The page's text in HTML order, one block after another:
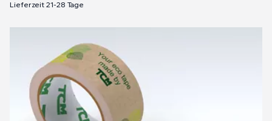
Lieferzeit 21-28 Tage